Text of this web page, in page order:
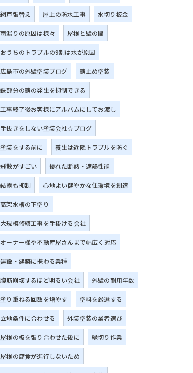
網戸張替え 屋上の防水工事 水切り板金
雨漏りの原因は様々 屋根と壁の間
おうちのトラブルの9割は水が原因
広島市の外壁塗装ブログ 錆止め塗装
鉄部分の錆の発生を抑制できる
工事終了後お客様にアルバムにしてお渡し
手抜きをしない塗装会社☆ブログ
塗装をする前に 養生は近隣トラブルを防ぐ
飛散がすごい 優れた断熱・遮熱性能
結露も抑制 心地よい健やかな住環境を創造
高架水槽の下塗り
大規模修繕工事を手掛ける会社
オーナー様や不動産屋さんまで幅広く対応
建設・建築に携わる業種
腹筋崩壊するほど明るい会社 外壁の耐用年数
塗り重ねる回数を増やす 塗料を厳選する
立地条件に合わせる 外装塗装の業者選び
屋根の板を張り合わせた後に 縁切り作業
屋根の腐食が進行しないため